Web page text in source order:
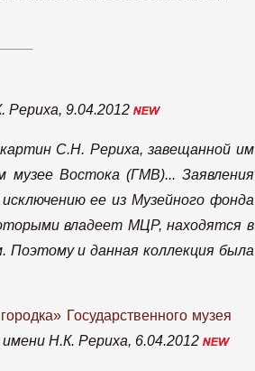
9.04.2012
С.Н. Рериха, завещанной им
музее Востока (ГМВ)... Заявления
ее из Музейного фонда
владеет МЦР, находятся в
и данная коллекция была
Государственного музея
Н.К. Рериха, 6.04.2012